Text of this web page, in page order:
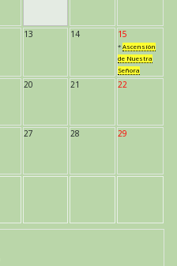
13 14 15
* Ascensión
de Nuestra
Señora
20 21 22
27 28 29